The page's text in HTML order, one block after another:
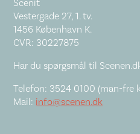
Scenit
Vestergade 27, 1. tv.
1456 København K.
CVR: 30227875
Har du spørgsmål til
Telefon: 3524 0100 (man-fre
Mail: info@scenen.dk